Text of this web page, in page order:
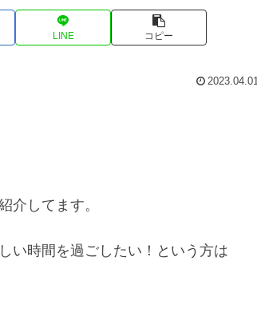
LINE コピー
2023.04.01
介してます。
い時間を過ごしたい！という方は